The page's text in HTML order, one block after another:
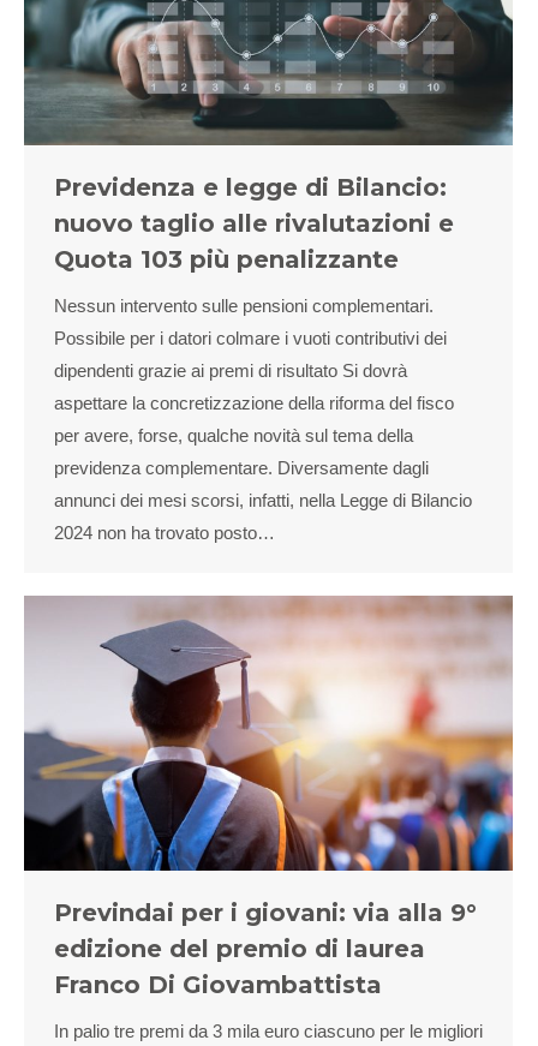
Previdenza e legge di Bilancio:
nuovo taglio alle rivalutazioni e
Quota 103 più penalizzante
Nessun intervento sulle pensioni complementari.
Possibile per i datori colmare i vuoti contributivi dei
dipendenti grazie ai premi di risultato Si dovrà
aspettare la concretizzazione della riforma del fisco
per avere, forse, qualche novità sul tema della
previdenza complementare. Diversamente dagli
annunci dei mesi scorsi, infatti, nella Legge di Bilancio
2024 non ha trovato posto…
Previndai per i giovani: via alla 9°
edizione del premio di laurea
Franco Di Giovambattista
In palio tre premi da 3 mila euro ciascuno per le migliori